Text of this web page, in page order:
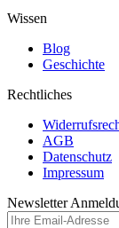
Wissen
Blog
Geschichte
Rechtliches
AGB
Datenschutz
Impressum
Newsletter